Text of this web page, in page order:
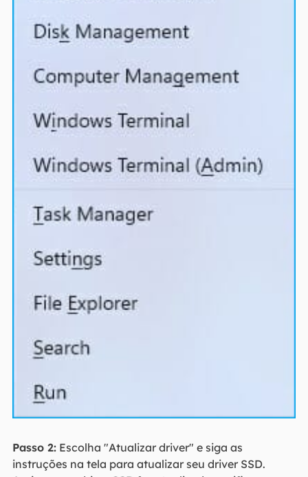
Passo 2:Escolha "Atualizar driver" e siga as
instruções na tela para atualizar seu driver SSD.